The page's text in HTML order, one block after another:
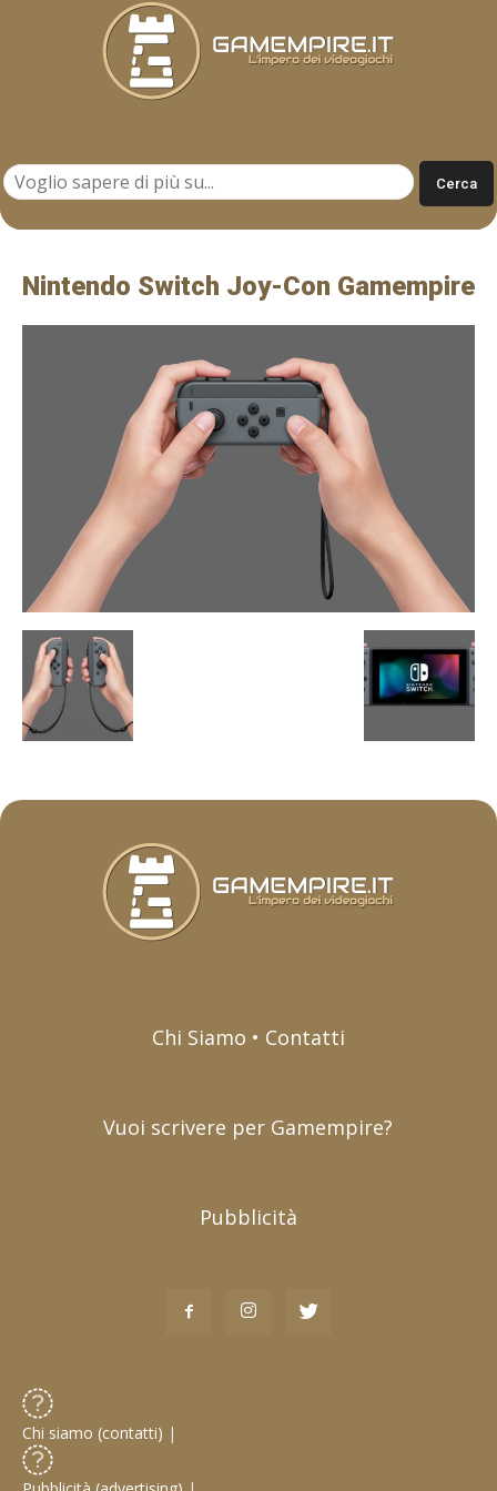
Nintendo Switch Joy-Con Gamempire
Chi Siamo • Contatti
Vuoi scrivere per Gamempire?
Pubblicità
Chi siamo (contatti) |